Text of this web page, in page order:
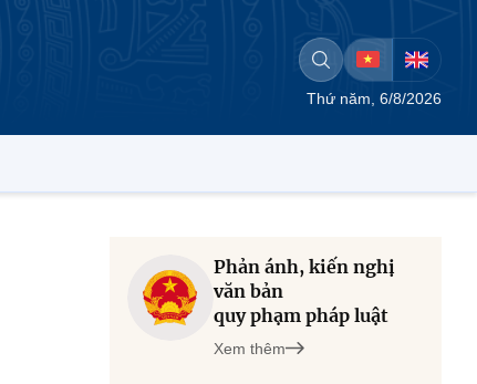
Thứ năm, 6/8/2026
Phản ánh, kiến nghị
văn bản
quy phạm pháp luật
Xem thêm